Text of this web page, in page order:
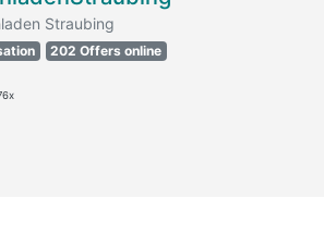
Straubing
202 Offers online